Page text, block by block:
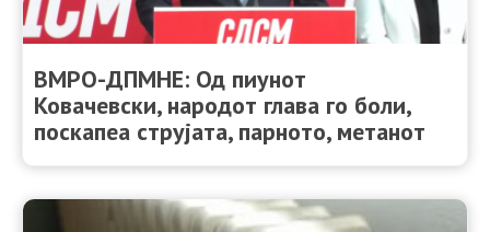
ВМРО-ДПМНЕ: Од пиунот
Ковачевски, народот глава го боли,
поскапеа струјата, парното, метанот